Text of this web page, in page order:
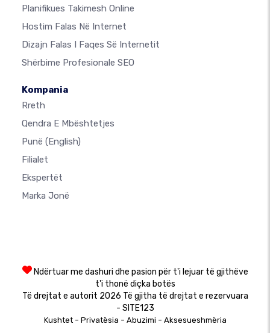
Planifikues Takimesh Online
Hostim Falas Në Internet
Dizajn Falas I Faqes Së Internetit
Shërbime Profesionale SEO
Kompania
Rreth
Qendra E Mbështetjes
Punë (English)
Filialet
Ekspertët
Marka Jonë
Ndërtuar me dashuri dhe pasion për t'i lejuar të gjithëve
t'i thonë diçka botës
Të drejtat e autorit 2026 Të gjitha të drejtat e rezervuara
- SITE123
Kushtet- Privatësia - Abuzimi - Aksesueshmëria